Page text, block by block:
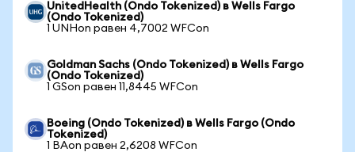
UnitedHealth (Ondo Tokenized) в Wells Fargo
(Ondo Tokenized)
1 UNHon равен 4,7002 WFCon
Goldman Sachs (Ondo Tokenized) в Wells Fargo
(Ondo Tokenized)
1 GSon равен 11,8445 WFCon
Boeing (Ondo Tokenized) в Wells Fargo (Ondo
Tokenized)
1 BAon равен 2,6208 WFCon